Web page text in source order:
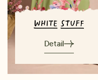
Detail